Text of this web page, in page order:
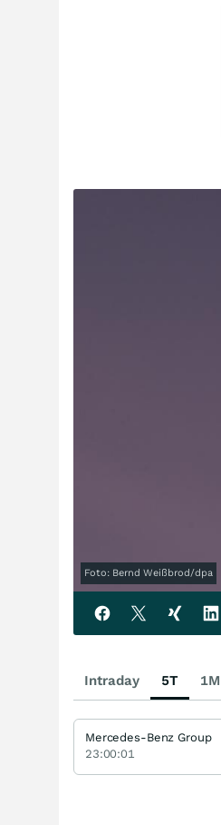
Foto: Bernd Weißbrod/dpa
Intraday 5T 1M
Mercedes-Benz Group
23:00:01